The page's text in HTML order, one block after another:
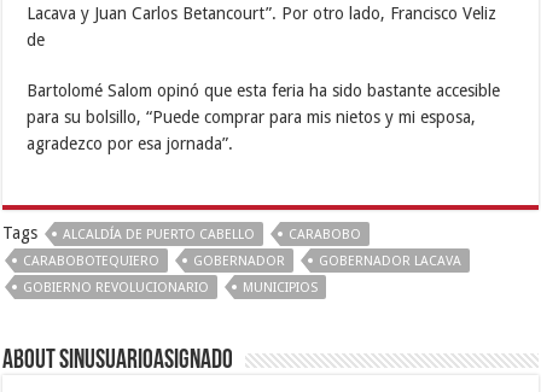
Lacava y Juan Carlos Betancourt”. Por otro lado, Francisco Veliz
de
Bartolomé Salom opinó que esta feria ha sido bastante accesible
para su bolsillo, “Puede comprar para mis nietos y mi esposa,
agradezco por esa jornada”.
Tags ALCALDÍA DE PUERTO CABELLO
CARABOBO
CARABOBOTEQUIERO
GOBERNADOR
GOBERNADOR LACAVA
GOBIERNO REVOLUCIONARIO
MUNICIPIOS
About sinusuarioasignado